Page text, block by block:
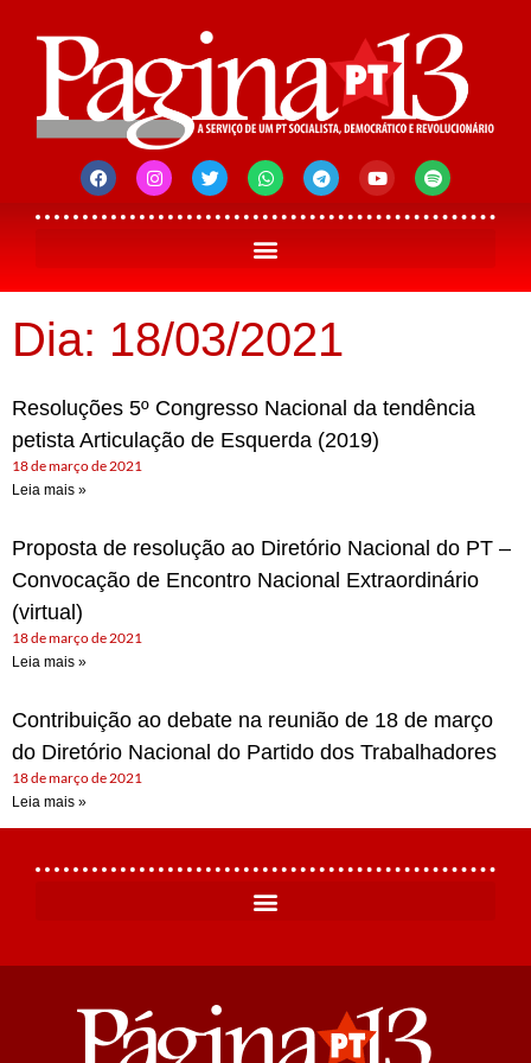
Dia: 18/03/2021
Resoluções 5º Congresso Nacional da tendência
petista Articulação de Esquerda (2019)
18 de março de 2021
Leia mais »
Proposta de resolução ao Diretório Nacional do PT –
Convocação de Encontro Nacional Extraordinário
(virtual)
18 de março de 2021
Leia mais »
Contribuição ao debate na reunião de 18 de março
do Diretório Nacional do Partido dos Trabalhadores
18 de março de 2021
Leia mais »